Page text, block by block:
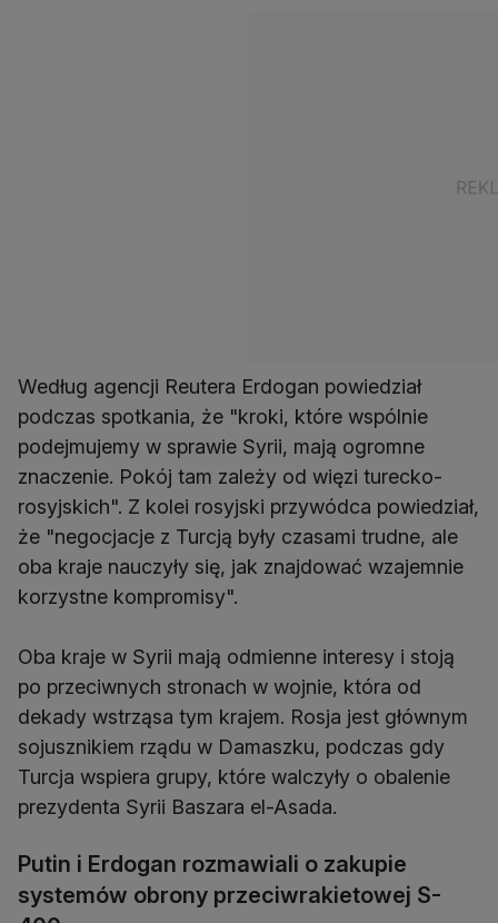
Według agencji Reutera Erdogan powiedział
podczas spotkania, że "kroki, które wspólnie
podejmujemy w sprawie Syrii, mają ogromne
znaczenie. Pokój tam zależy od więzi turecko-
rosyjskich". Z kolei rosyjski przywódca powiedział,
że "negocjacje z Turcją były czasami trudne, ale
oba kraje nauczyły się, jak znajdować wzajemnie
korzystne kompromisy".
Oba kraje w Syrii mają odmienne interesy i stoją
po przeciwnych stronach w wojnie, która od
dekady wstrząsa tym krajem. Rosja jest głównym
sojusznikiem rządu w Damaszku, podczas gdy
Turcja wspiera grupy, które walczyły o obalenie
prezydenta Syrii Baszara el-Asada.
Putin i Erdogan rozmawiali o zakupie
systemów obrony przeciwrakietowej S-